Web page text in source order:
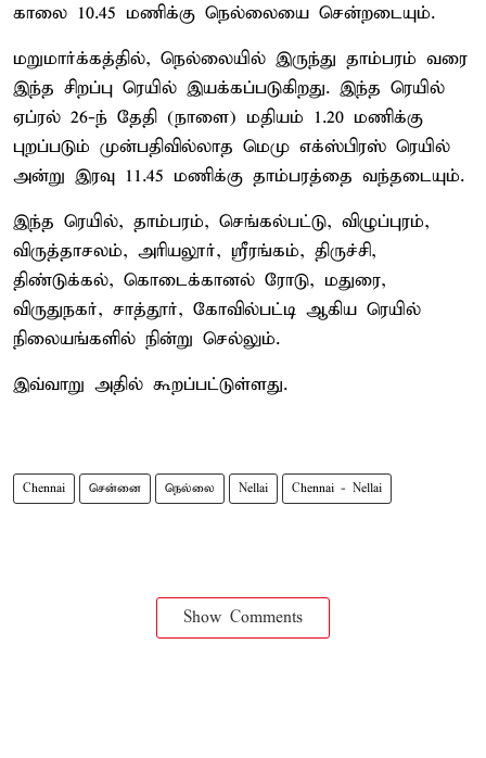
காலை 10.45 மணிக்கு நெல்லையை சென்றடையும்.
மறுமார்க்கத்தில், நெல்லையில் இருந்து தாம்பரம் வரை
இந்த சிறப்பு ரெயில் இயக்கப்படுகிறது. இந்த ரெயில்
ஏப்ரல் 26-ந் தேதி (நாளை) மதியம் 1.20 மணிக்கு
புறப்படும் முன்பதிவில்லாத மெமு எக்ஸ்பிரஸ் ரெயில்
அன்று இரவு 11.45 மணிக்கு தாம்பரத்தை வந்தடையும்.
இந்த ரெயில், தாம்பரம், செங்கல்பட்டு, விழுப்புரம்,
விருத்தாசலம், அரியலூர், ஸ்ரீரங்கம், திருச்சி,
திண்டுக்கல், கொடைக்கானல் ரோடு, மதுரை,
விருதுநகர், சாத்தூர், கோவில்பட்டி ஆகிய ரெயில்
நிலையங்களில் நின்று செல்லும்.
இவ்வாறு அதில் கூறப்பட்டுள்ளது.
Chennai சென்னை நெல்லை Nellai Chennai - Nellai
Show Comments